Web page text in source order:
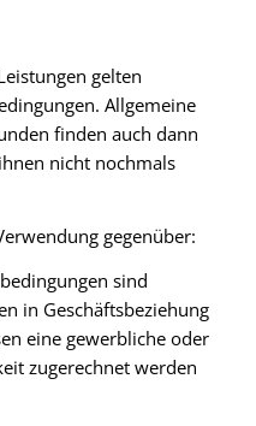
gelten
Allgemeine
finden auch dann
nicht nochmals
gegenüber:
sind
in Geschäftsbeziehung
eine gewerbliche oder
zugerechnet werden